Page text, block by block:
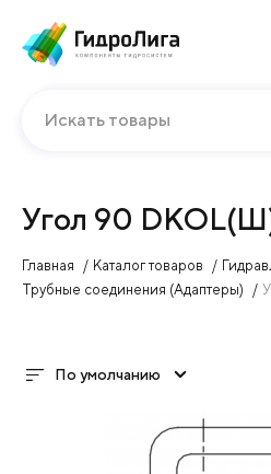
Искать товары
Угол 90
Главная Каталог товаров
Трубные соединения (Адаптеры)
По умолчанию